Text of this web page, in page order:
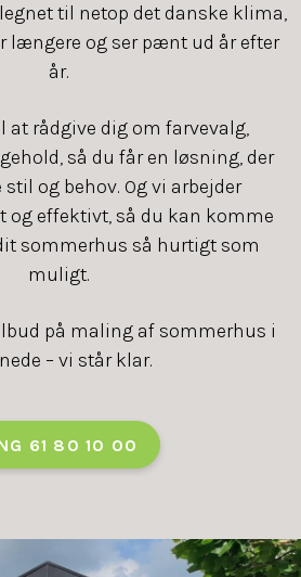
til netop det danske klima,
længere og ser pænt ud år efter
år.
at rådgive dig om farvevalg,
så du får en løsning, der
og behov. Og vi arbejder
og effektivt, så du kan komme
sommerhus så hurtigt som
muligt.
på maling af sommerhus i
– vi står klar.
61 80 10 00